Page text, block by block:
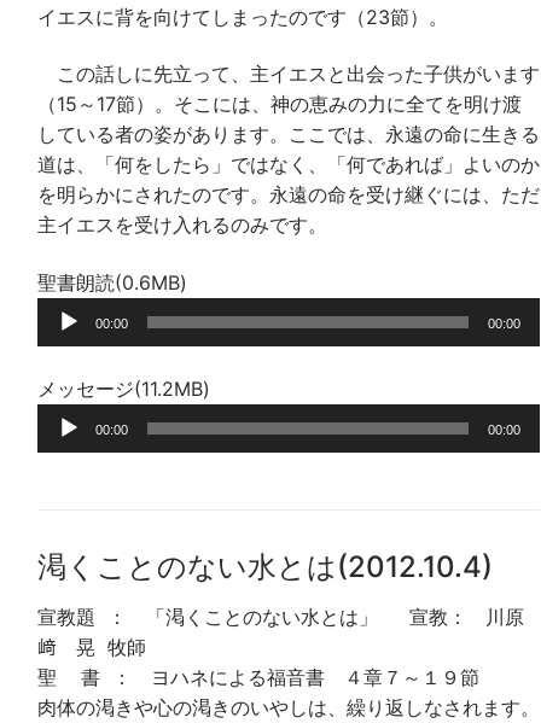
イエスに背を向けてしまったのです（23節）。
この話しに先立って、主イエスと出会った子供がいます
（15～17節）。そこには、神の恵みの力に全てを明け渡
している者の姿があります。ここでは、永遠の命に生きる
道は、「何をしたら」ではなく、「何であれば」よいのか
を明らかにされたのです。永遠の命を受け継ぐには、ただ
主イエスを受け入れるのみです。
聖書朗読(0.6MB)
声
レ
00:00 00:00
メッセージ(11.2MB)
声
ヤ
00:00 00:00
渇くことのない水とは(2012.10.4)
宣教題 ： 「渇くことのない水とは」 宣教： 川原
﨑 晃 牧師
聖 書 ： ヨハネによる福音書 ４章７～１９節
肉体の渇きや心の渇きのいやしは、繰り返しなされます。